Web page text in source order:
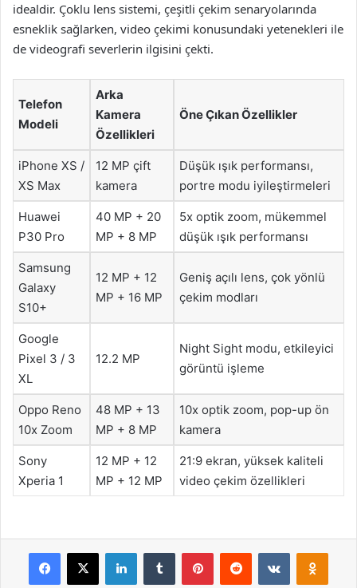
idealdir. Çoklu lens sistemi, çeşitli çekim senaryolarında
esneklik sağlarken, video çekimi konusundaki yetenekleri ile
de videografi severlerin ilgisini çekti.
Telefon
Modeli
Arka
Kamera
Özellikleri
Öne Çıkan Özellikler
iPhone XS /
XS Max
12 MP çift
kamera
Düşük ışık performansı,
portre modu iyileştirmeleri
Huawei
P30 Pro
40 MP + 20
MP + 8 MP
5x optik zoom, mükemmel
düşük ışık performansı
Samsung
Galaxy
S10+
12 MP + 12
MP + 16 MP
Geniş açılı lens, çok yönlü
çekim modları
Google
Pixel 3 / 3
XL
12.2 MP
Night Sight modu, etkileyici
görüntü işleme
Oppo Reno
10x Zoom
48 MP + 13
MP + 8 MP
10x optik zoom, pop-up ön
kamera
Sony
Xperia 1
12 MP + 12
MP + 12 MP
21:9 ekran, yüksek kaliteli
video çekim özellikleri
Facebook
X LinkedInTumblr PinterestReddit VKontakte